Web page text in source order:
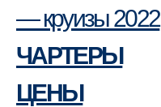
— круизы 2022
ЧАРТЕРЫ
ЦЕНЫ